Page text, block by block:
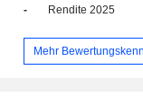
- Rendite 2025
Mehr